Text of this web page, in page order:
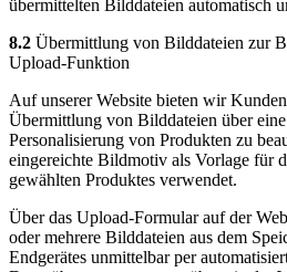
übermittelten Bilddateien automatisch
8.2 Übermittlung von Bilddateien zur
Upload-Funktion
Auf unserer Website bieten wir
Übermittlung von Bilddateien über
Personalisierung von Produkten zu
eingereichte Bildmotiv als Vorlage für
gewählten Produktes verwendet.
Über das Upload-Formular auf der
oder mehrere Bilddateien aus dem
Endgerätes unmittelbar per